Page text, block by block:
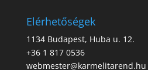
Elérhetőségek
1134 Budapest, Huba u. 12.
+36 1 817 0536
webmester@karmelitarend.hu